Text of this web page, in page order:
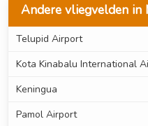
Andere vliegvelden in
Telupid Airport
Kota Kinabalu International
Keningua
Pamol Airport